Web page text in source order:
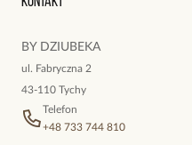
BY DZIUBEKA
ul. Fabryczna 2
43-110 Tychy
Telefon
+48 733 744 810